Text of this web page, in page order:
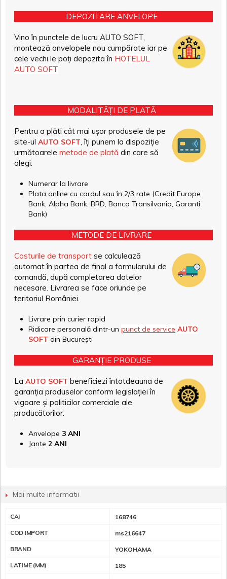
DEPOZITARE ANVELOPE
Vino în punctele de lucru AUTO SOFT,
montează anvelopele nou cumpărate iar pe
cele vechi le poți depozita în HOTELUL
AUTO SOFT
MODALITĂȚI DE PLATĂ
Pentru a plăti cât mai ușor produsele de pe
site-ul AUTO SOFT, îți punem la dispoziție
următoarele metode de plată din care să
alegi:
Numerar la livrare
Plata online cu cardul sau în 2/3 rate (Credit Europe
Bank, Alpha Bank, BRD, Banca Transilvania, Garanti
Bank)
METODE DE LIVRARE
Costurile de transport se calculează
automat în partea de final a formularului de
comandă, după completarea datelor
necesare. Livrarea se face oriunde pe
teritoriul României.
Livrare prin curier rapid
Ridicare personală dintr-un punct de service AUTO
SOFT din București
GARANȚIE PRODUSE
La AUTO SOFT beneficiezi întotdeauna de
garanția produselor conform legislației în
vigoare și politicilor comerciale ale
producătorilor.
Anvelope 3 ANI
Jante 2 ANI
Mai multe informatii
CAI 168746
COD IMPORT ms216647
BRAND YOKOHAMA
LATIME (MM) 185